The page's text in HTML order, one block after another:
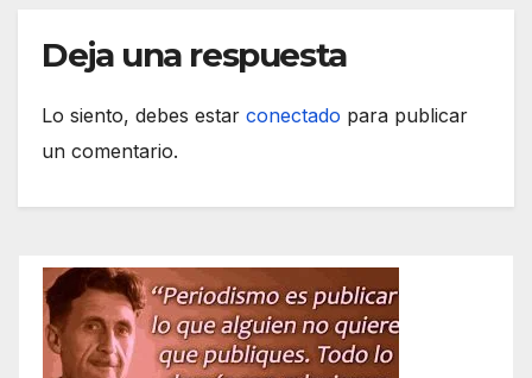
Deja una respuesta
Lo siento, debes estar conectado para publicar
un comentario.